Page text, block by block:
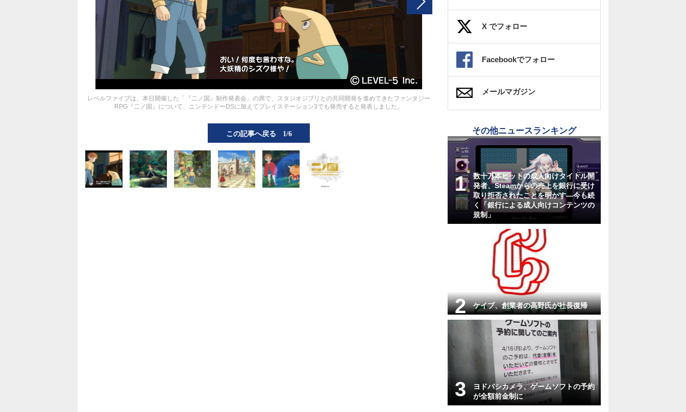
レベルファイブは、本日開催した「『二ノ国』制作発表会」の席で、スタジオジブリとの共同開発を進めてきたファンタジー
RPG『二ノ国』について、ニンテンドーDSに加えてプレイステーション3でも発売すると発表しました。
この記事へ戻る 1/6
X でフォロー
Facebookでフォロー
メールマガジン
その他ニュースランキング
数十万本ヒットの成人向けタイトル開
発者、Steamからの売上を銀行に受け
取り拒否されたことを明かす―今も続
く「銀行による成人向けコンテンツの
規制」
ケイブ、創業者の高野氏が社長復帰
ヨドバシカメラ、ゲームソフトの予約
が全額前金制に